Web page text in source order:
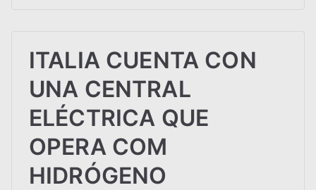
ITALIA CUENTA CON
UNA CENTRAL
ELÉCTRICA QUE
OPERA COM
HIDRÓGENO